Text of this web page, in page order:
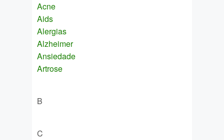
Acne
Aids
Alergias
Alzheimer
Ansiedade
Artrose
B
C